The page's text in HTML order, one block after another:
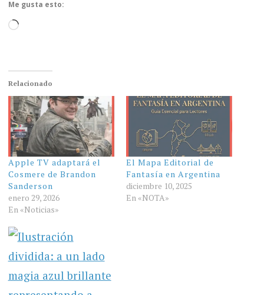
Me gusta esto:
Cargando...
Relacionado
Apple TV adaptará el
Cosmere de Brandon
Sanderson
enero 29, 2026
En «Noticias»
El Mapa Editorial de
Fantasía en Argentina
diciembre 10, 2025
En «NOTA»